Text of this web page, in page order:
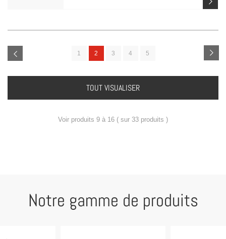
1 2 3 4 5
TOUT VISUALISER
Voir produits 9 à 16 ( sur 33 produits )
Notre gamme de produits